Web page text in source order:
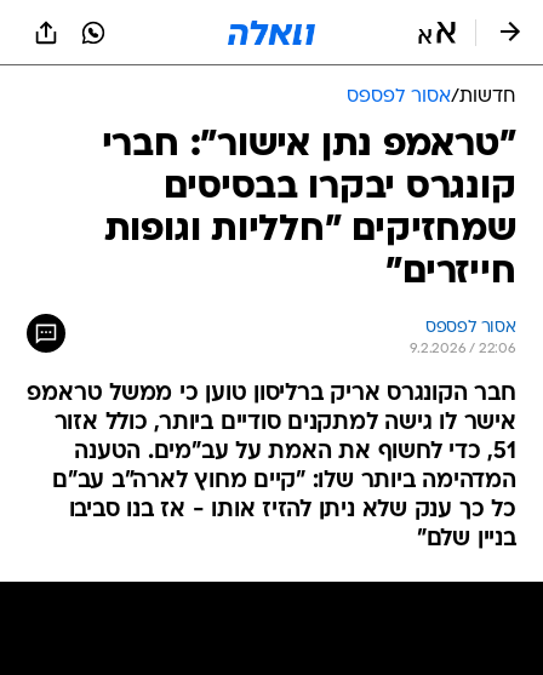
חדשות/אסור לפספס
"טראמפ נתן אישור": חברי
קונגרס יבקרו בבסיסים
שמחזיקים "חלליות וגופות
חייזרים"
אסור לפספס
9.2.2026 / 22:06
חבר הקונגרס אריק ברליסון טוען כי ממשל טראמפ
אישר לו גישה למתקנים סודיים ביותר, כולל אזור
51, כדי לחשוף את האמת על עב"מים. הטענה
המדהימה ביותר שלו: "קיים מחוץ לארה"ב עב"ם
כל כך ענק שלא ניתן להזיז אותו - אז בנו סביבו
בניין שלם"